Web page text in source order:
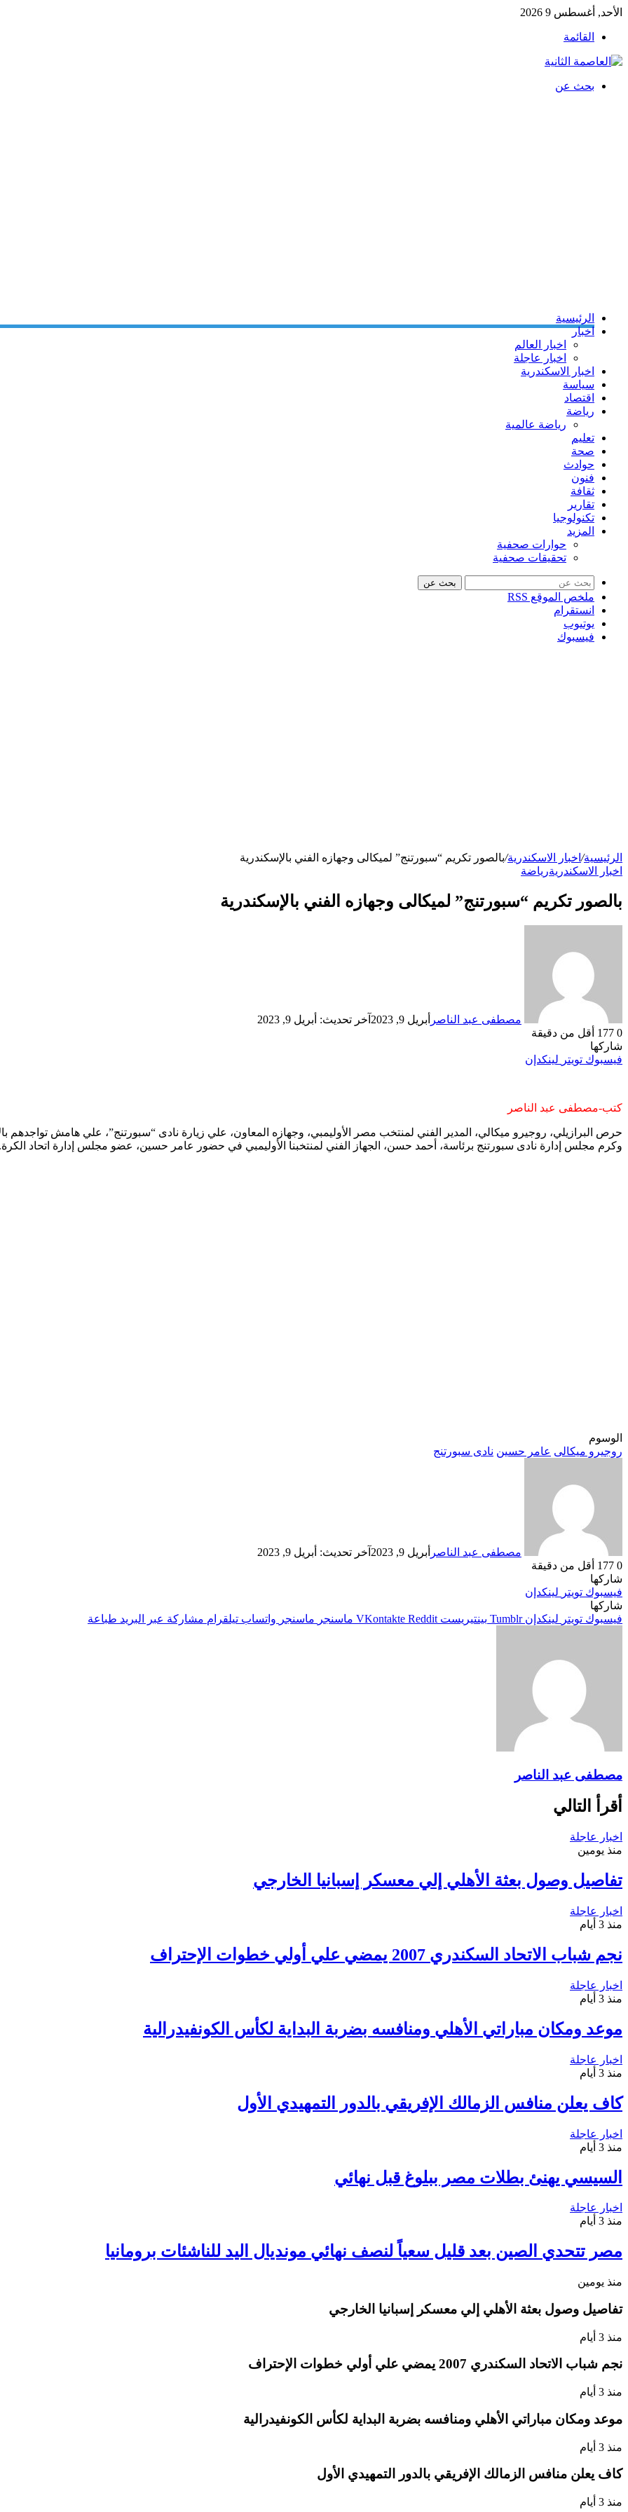
الأحد, أغسطس 9 2026
القائمة
بحث عن
الرئيسية
اخبار
اخبار العالم
اخبار عاجلة
اخبار الاسكندرية
سياسة
اقتصاد
رياضة
رياضة عالمية
تعليم
صحة
حوادث
فنون
ثقافة
تقارير
تكنولوجيا
المزيد
حوارات صحفية
تحقيقات صحفية
بحث عن
ملخص الموقع RSS
انستقرام
يوتيوب
فيسبوك
الرئيسية/ اخبار الاسكندرية/بالصور تكريم “سبورتنج” لميكالى وجهازه الفني بالإسكندرية
اخبار الاسكندريةرياضة
بالصور تكريم “سبورتنج” لميكالى وجهازه الفني بالإسكندرية
مصطفى عبد الناصر أبريل 9, 2023
آخر تحديث: أبريل 9, 2023
0
أقل من دقيقة
شاركها
فيسبوك تويتر لينكدإن
كتب-مصطفى عبد الناصر
حرص البرازيلي، روجيرو ميكالي، المدير الفني لمنتخب مصر الأوليمبي، وجهازه المعاون، علي زيارة نادى “سبورتنج”، علي هامش تواجدهم
وكرم مجلس إدارة نادى سبورتنج برئاسة، أحمد حسن، الجهاز الفني لمنتخبنا الأوليمبي في حضور عامر حسين، عضو مجلس إدارة اتحاد الكرة.
الوسوم
روجيرو ميكالى عامر حسين نادى سبورتنج
مصطفى عبد الناصر أبريل 9, 2023
آخر تحديث: أبريل 9, 2023
0
أقل من دقيقة
شاركها
فيسبوك تويتر لينكدإن
شاركها
فيسبوك تويتر لينكدإن بينتيريست ماسنجر ماسنجر واتساب تيلقرام مشاركة عبر البريد طباعة
مصطفى عبد الناصر
أقرأ التالي
اخبار عاجلة
منذ يومين
تفاصيل وصول بعثة الأهلي إلي معسكر إسبانيا الخارجي
اخبار عاجلة
منذ 3 أيام
نجم شباب الاتحاد السكندري 2007 يمضي علي أولي خطوات الإحتراف
اخبار عاجلة
منذ 3 أيام
موعد ومكان مباراتي الأهلي ومنافسه بضربة البداية لكأس الكونفيدرالية
اخبار عاجلة
منذ 3 أيام
كاف يعلن منافس الزمالك الإفريقي بالدور التمهيدي الأول
اخبار عاجلة
منذ 3 أيام
السيسي يهنئ بطلات مصر ببلوغ قبل نهائي
اخبار عاجلة
منذ 3 أيام
مصر تتحدي الصين بعد قليل سعياً لنصف نهائي مونديال اليد للناشئات برومانيا
منذ يومين
تفاصيل وصول بعثة الأهلي إلي معسكر إسبانيا الخارجي
منذ 3 أيام
نجم شباب الاتحاد السكندري 2007 يمضي علي أولي خطوات الإحتراف
منذ 3 أيام
موعد ومكان مباراتي الأهلي ومنافسه بضربة البداية لكأس الكونفيدرالية
منذ 3 أيام
كاف يعلن منافس الزمالك الإفريقي بالدور التمهيدي الأول
منذ 3 أيام